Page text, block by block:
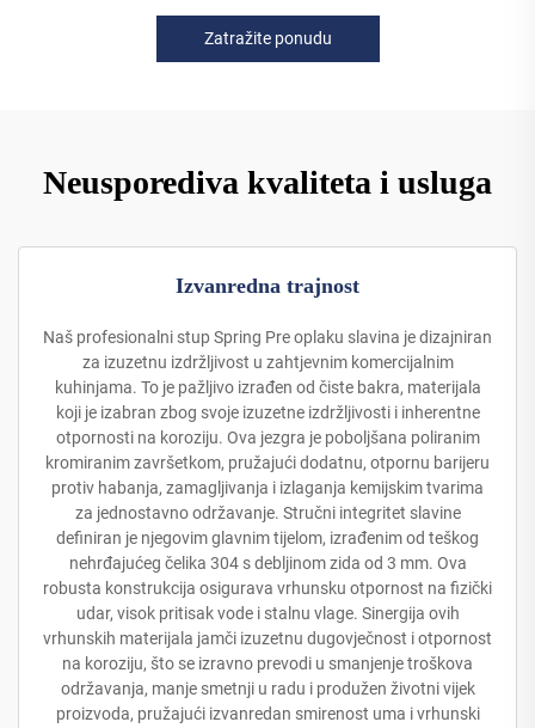
Zatražite ponudu
Neusporediva kvaliteta i usluga
Izvanredna trajnost
Naš profesionalni stup Spring Pre oplaku slavina je dizajniran
za izuzetnu izdržljivost u zahtjevnim komercijalnim
kuhinjama. To je pažljivo izrađen od čiste bakra, materijala
koji je izabran zbog svoje izuzetne izdržljivosti i inherentne
otpornosti na koroziju. Ova jezgra je poboljšana poliranim
kromiranim završetkom, pružajući dodatnu, otpornu barijeru
protiv habanja, zamagljivanja i izlaganja kemijskim tvarima
za jednostavno održavanje. Stručni integritet slavine
definiran je njegovim glavnim tijelom, izrađenim od teškog
nehrđajućeg čelika 304 s debljinom zida od 3 mm. Ova
robusta konstrukcija osigurava vrhunsku otpornost na fizički
udar, visok pritisak vode i stalnu vlage. Sinergija ovih
vrhunskih materijala jamči izuzetnu dugovječnost i otpornost
na koroziju, što se izravno prevodi u smanjenje troškova
održavanja, manje smetnji u radu i produžen životni vijek
proizvoda, pružajući izvanredan smirenost uma i vrhunski